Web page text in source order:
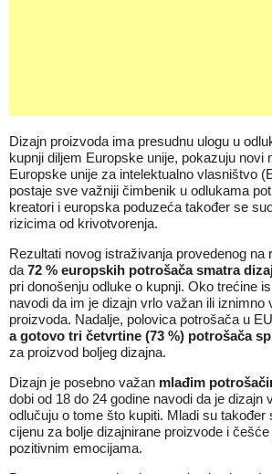
Dizajn proizvoda ima presudnu ulogu u
kupnji diljem Europske unije, pokazuju novi
Europske unije za intelektualno vlasništvo
postaje sve važniji čimbenik u odlukama
kreatori i europska poduzeća također se
rizicima od krivotvorenja.
Rezultati novog istraživanja provedenog na
da 72 % europskih potrošača smatra
pri donošenju odluke o kupnji. Oko trećine
navodi da im je dizajn vrlo važan ili iznimno
proizvoda. Nadalje, polovica potrošača u
a gotovo tri četvrtine (73 %) potrošača
za proizvod boljeg dizajna.
Dizajn je posebno važan mlađim
dobi od 18 do 24 godine navodi da je dizajn
odlučuju o tome što kupiti. Mladi su također
cijenu za bolje dizajnirane proizvode i
pozitivnim emocijama.